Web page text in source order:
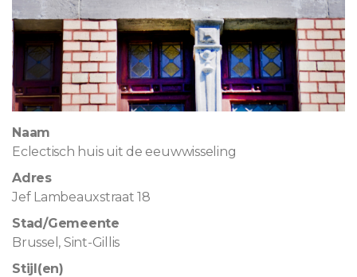
Naam
Eclectisch huis uit de eeuwwisseling
Adres
Jef Lambeauxstraat 18
Stad/Gemeente
Brussel, Sint-Gillis
Stijl(en)